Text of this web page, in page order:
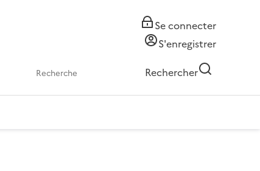
Se connecter
S'enregistrer
Rechercher